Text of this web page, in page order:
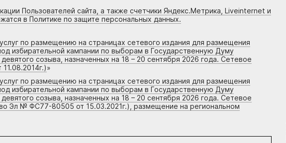
Пользователей сайта, а также счетчики Яндекс.Метрика, Liveinternet и
в Политике по защите персональных данных.
по размещению на страницах сетевого издания для размещения
избирательной кампании по выборам в Государственную Думу
созыва, назначенных на 18 – 20 сентября 2026 года. Сетевое
»
по размещению на страницах сетевого издания для размещения
избирательной кампании по выборам в Государственную Думу
созыва, назначенных на 18 – 20 сентября 2026 года. Сетевое
Эл № ФС77-80505 от 15.03.2021г.), размещение на региональном